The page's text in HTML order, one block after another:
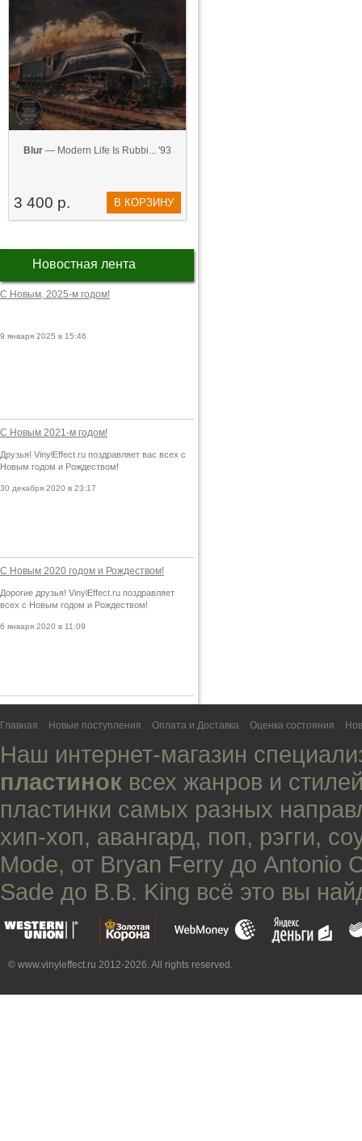
Blur — Modern Life Is Rubbi... '93
3 400 р. В КОРЗИНУ
Новостная лента
С Новым, 2025-м годом!
9 января 2025 в 15:46
С Новым 2021-м годом!
Друзья! VinylEffect.ru поздравляет вас всех с
Новым годом и Рождеством!
30 декабря 2020 в 23:17
С Новым 2020 годом и Рождеством!
Дорогие друзья! VinylEffect.ru поздравляет
всех с Новым годом и Рождеством!
6 января 2020 в 11:09
Главная Новые поступления Оплата и Доставка Оценка состояния
Наш интернет-магазин
пластинок всех жанров и
пластинки самых разных
хип-хоп, авангард, поп, рэгги,
Mode, от Bryan Ferry до Antonio
Sade до B.B. King всё это вы
© www.vinyleffect.ru 2012-2026. All rights reserved.